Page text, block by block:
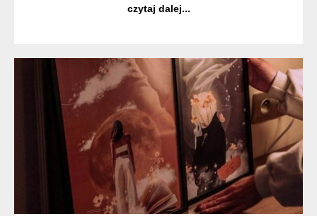
olejne oraz akrylowe a także ręc...
czytaj dalej...